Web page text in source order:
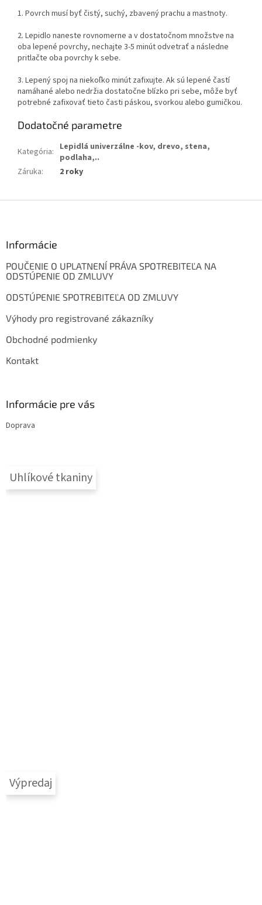
1. Povrch musí byť čistý, suchý, zbavený prachu a mastnoty.
2. Lepidlo naneste rovnomerne a v dostatočnom množstve na
oba lepené povrchy, nechajte 3-5 minút odvetrať a následne
pritlačte oba povrchy k sebe.
3. Lepený spoj na niekoľko minút zafixujte. Ak sú lepené častí
namáhané alebo nedržia dostatočne blízko pri sebe, môže byť
potrebné zafixovať tieto časti páskou, svorkou alebo gumičkou.
Dodatočné parametre
Kategória: Lepidlá univerzálne -kov, drevo, stena,
podlaha,..
Záruka: 2 roky
Informácie
POUČENIE O UPLATNENÍ PRÁVA SPOTREBITEĽA NA
ODSTÚPENIE OD ZMLUVY
ODSTÚPENIE SPOTREBITEĽA OD ZMLUVY
Výhody pro registrované zákazníky
Obchodné podmienky
Kontakt
Informácie pre vás
Doprava
Uhlíkové tkaniny
Výpredaj